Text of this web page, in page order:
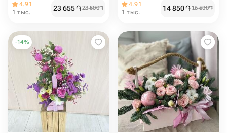
4.91
1 тыс.
23 655֏28 500֏
4.91
1 тыс.
14 850֏16 500֏
-14%